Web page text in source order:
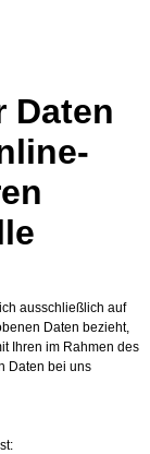
Daten
ausschließlich auf
Daten bezieht,
Ihren im Rahmen des
Daten bei uns